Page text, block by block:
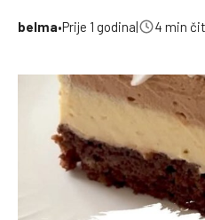
belma•Prije 1 godina| 4 min